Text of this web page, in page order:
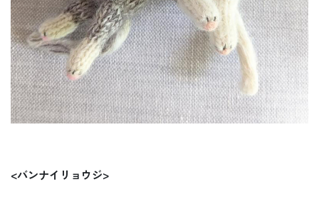
<バンナイリョウジ>